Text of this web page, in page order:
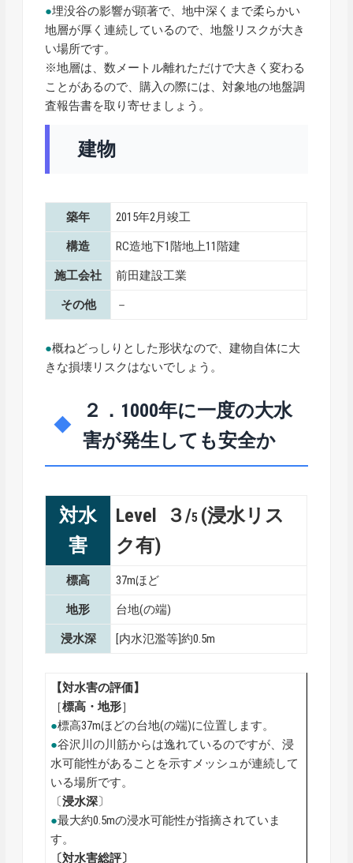
●埋没谷の影響が顕著で、地中深くまで柔らかい
地層が厚く連続しているので、地盤リスクが大き
い場所です。
※地層は、数メートル離れただけで大きく変わる
ことがあるので、購入の際には、対象地の地盤調
査報告書を取り寄せましょう。
建物
築年 2015年2月竣工
構造 RC造地下1階地上11階建
施工会社 前田建設工業
その他 －
●概ねどっしりとした形状なので、建物自体に大
きな損壊リスクはないでしょう。
２．1000年に一度の大水
害が発生しても安全か
対水
害
Level ３/5 (浸水リス
ク有)
標高 37mほど
地形 台地(の端)
浸水深 [内水氾濫等]約0.5m
【対水害の評価】
［標高・地形］
●標高37mほどの台地(の端)に位置します。
●谷沢川の川筋からは逸れているのですが、浸
水可能性があることを示すメッシュが連続して
いる場所です。
〔浸水深〕
●最大約0.5mの浸水可能性が指摘されていま
す。
〔対水害総評〕